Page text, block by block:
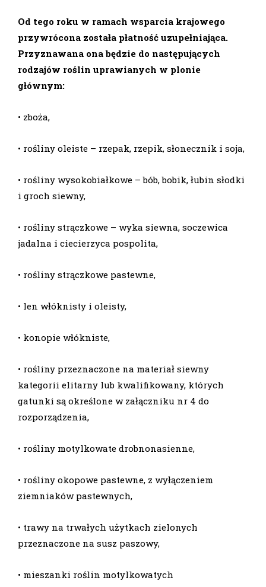
Od tego roku w ramach wsparcia krajowego
przywrócona została płatność uzupełniająca.
Przyznawana ona będzie do następujących
rodzajów roślin uprawianych w plonie
głównym:
• zboża,
• rośliny oleiste – rzepak, rzepik, słonecznik i soja,
• rośliny wysokobiałkowe – bób, bobik, łubin słodki
i groch siewny,
• rośliny strączkowe – wyka siewna, soczewica
jadalna i ciecierzyca pospolita,
• rośliny strączkowe pastewne,
• len włóknisty i oleisty,
• konopie włókniste,
• rośliny przeznaczone na materiał siewny
kategorii elitarny lub kwalifikowany, których
gatunki są określone w załączniku nr 4 do
rozporządzenia,
• rośliny motylkowate drobnonasienne,
• rośliny okopowe pastewne, z wyłączeniem
ziemniaków pastewnych,
• trawy na trwałych użytkach zielonych
przeznaczone na susz paszowy,
• mieszanki roślin motylkowatych